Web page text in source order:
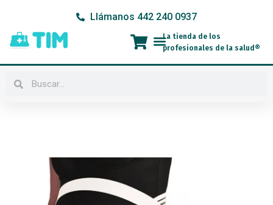
contenido
Llámanos 442 240 0937
Menú
La tienda de los
profesionales de la salud®
Buscar